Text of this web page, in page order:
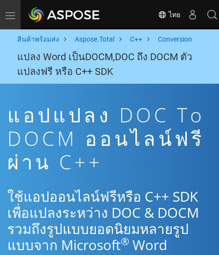
Toggle navigation ไทย
สินค้าพร้อมส่ง Aspose.Total C++ Conversion
แปลง Word เป็นDOCM,DOC ถึง DOCM ตัว
แปลงฟรี หรือ C++ SDK
แอปแปลง DOC To
DOCM ออนไลน์ฟรี
ผ่าน C++
ใช้แอปออนไลน์ฟรีหรือ C++ SDK
เพื่อแปลงระหว่าง DOC & DOCM
รวมถึงรูปแบบยอดนิยมหลายรูป
แบบจาก Microsoft® Word